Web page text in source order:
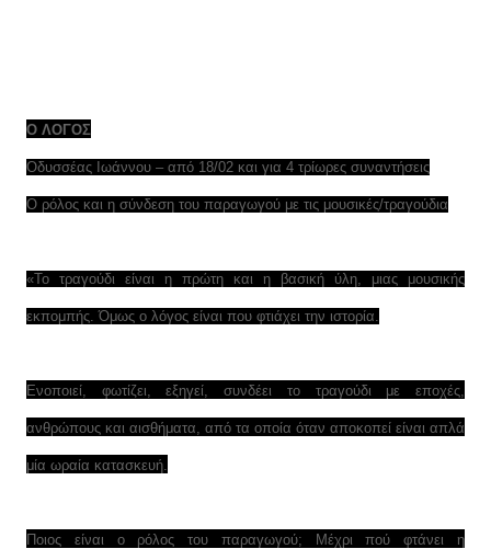
Ο ΛΟΓΟΣ
Οδυσσέας Ιωάννου – από 18/02 και για 4 τρίωρες συναντήσεις
Ο ρόλος και η σύνδεση του παραγωγού με τις μουσικές/τραγούδια
«Το τραγούδι είναι η πρώτη και η βασική ύλη, μιας μουσικής
εκπομπής. Όμως ο λόγος είναι που φτιάχει την ιστορία.
Ενοποιεί, φωτίζει, εξηγεί, συνδέει το τραγούδι με εποχές,
ανθρώπους και αισθήματα, από τα οποία όταν αποκοπεί είναι απλά
μία ωραία κατασκευή.
Ποιος είναι ο ρόλος του παραγωγού; Μέχρι πού φτάνει η